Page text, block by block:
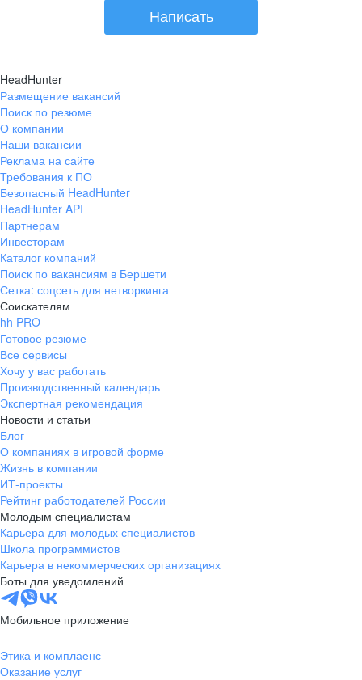
Написать
HeadHunter
Размещение вакансий
Поиск по резюме
О компании
Наши вакансии
Реклама на сайте
Требования к ПО
Безопасный HeadHunter
HeadHunter API
Партнерам
Инвесторам
Каталог компаний
Поиск по вакансиям в Бершети
Сетка: соцсеть для нетворкинга
Соискателям
hh PRO
Готовое резюме
Все сервисы
Хочу у вас работать
Производственный календарь
Экспертная рекомендация
Новости и статьи
Блог
О компаниях в игровой форме
Жизнь в компании
ИТ-проекты
Рейтинг работодателей России
Молодым специалистам
Карьера для молодых специалистов
Школа программистов
Карьера в некоммерческих организациях
Боты для уведомлений
Мобильное приложение
Этика и комплаенс
Оказание услуг